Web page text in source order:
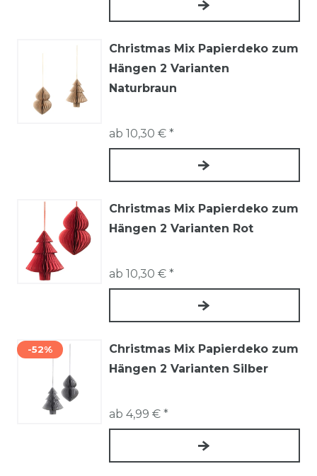
Christmas Mix Papierdeko zum
Hängen 2 Varianten
Naturbraun
ab 10,30 € *
Christmas Mix Papierdeko zum
Hängen 2 Varianten Rot
ab 10,30 € *
-52%
Christmas Mix Papierdeko zum
Hängen 2 Varianten Silber
ab 4,99 € *